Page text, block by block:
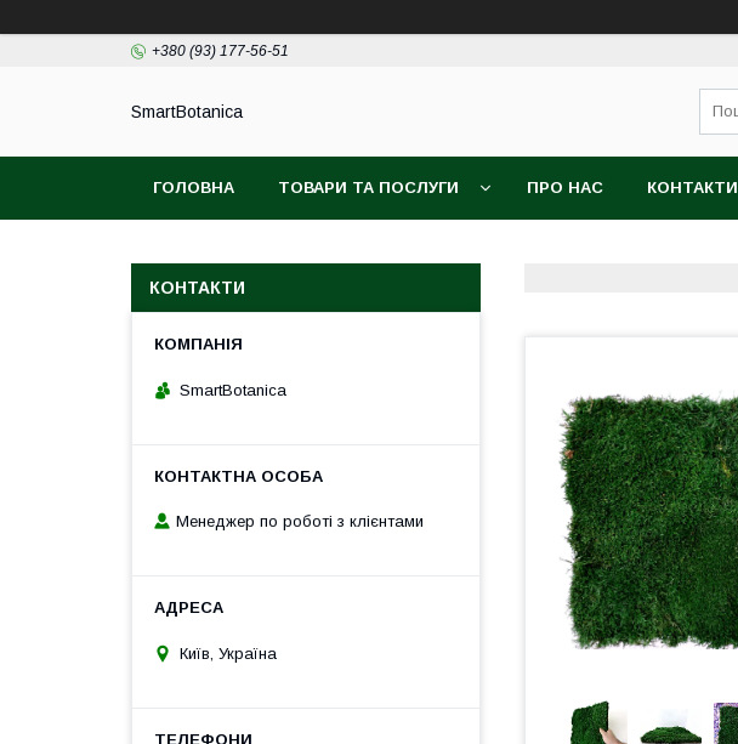
+380 (93) 177-56-51
SmartBotanica
ГОЛОВНА ТОВАРИ ТА ПОСЛУГИ ПРО НАС КОНТАКТИ
КОНТАКТИ
SmartBotanica
Менеджер по роботі з клієнтами
Київ, Україна